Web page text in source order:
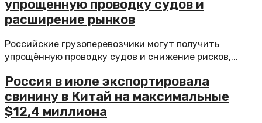
упрощенную проводку судов и
расширение рынков
Российские грузоперевозчики могут получить
упрощённую проводку судов и снижение рисков,...
Россия в июле экспортировала
свинину в Китай на максимальные
$12,4 миллиона